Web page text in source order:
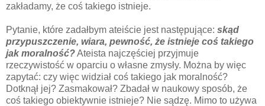
zakładamy, że coś takiego istnieje.
Pytanie, które zadałbym ateiście jest następujące: skąd
przypuszczenie, wiara, pewność, że istnieje coś takiego
jak moralność?Ateista najczęściej przyjmuje
rzeczywistość w oparciu o własne zmysły. Można by więc
zapytać: czy więc widział coś takiego jak moralność?
Dotknął jej? Zasmakował? Zbadał w naukowy sposób, że
coś takiego obiektywnie istnieje? Nie sądzę. Mimo to używa